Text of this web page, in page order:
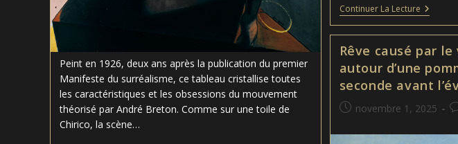
Peint en 1926, deux ans après la publication du premier
Manifeste du surréalisme, ce tableau cristallise toutes
les caractéristiques et les obsessions du mouvement
théorisé par André Breton. Comme sur une toile de
Chirico, la scène…
Continuer La LectureLa
Licorne
Leonora
Rêve causé par
autour d’une
seconde avant
Publication
novembre 1, 2025
la